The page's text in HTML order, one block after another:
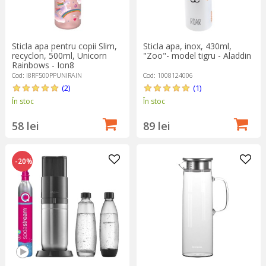
Sticla apa pentru copii Slim,
recyclon, 500ml, Unicorn
Rainbows - Ion8
Cod: I8RF500PPUNIRAIN
(2)
În stoc
58 lei
Sticla apa, inox, 430ml,
"Zoo"- model tigru - Aladdin
Cod: 1008124006
(1)
În stoc
89 lei
-20%